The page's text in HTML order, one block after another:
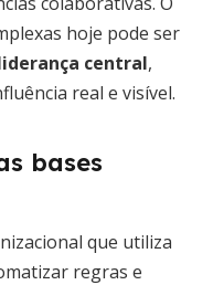
hoje pode ser
central,
real e visível.
bases
que utiliza
regras e